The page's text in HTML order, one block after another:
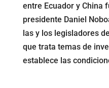
entre Ecuador y China
presidente Daniel
las y los legisladores
que trata temas de
establece las